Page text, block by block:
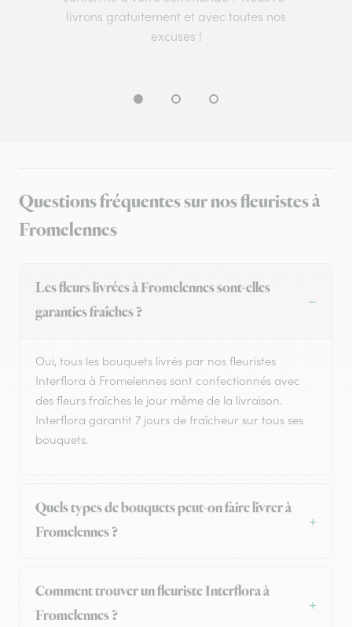
livrons gratuitement et avec toutes nos
excuses !
Questions fréquentes sur nos fleuristes à
Fromelennes
Les fleurs livrées à Fromelennes sont-elles
garanties fraîches ?
Oui, tous les bouquets livrés par nos fleuristes
Interflora à Fromelennes sont confectionnés avec
des fleurs fraîches le jour même de la livraison.
Interflora garantit 7 jours de fraîcheur sur tous ses
bouquets.
Quels types de bouquets peut-on faire livrer à
Fromelennes ?
Comment trouver un fleuriste Interflora à
Fromelennes ?